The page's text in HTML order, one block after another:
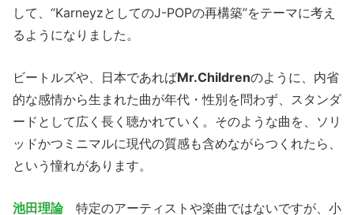
して、“KarneyzとしてのJ-POPの再構築”をテーマに考え
るようになりました。
ビートルズや、日本であればMr.Childrenのように、内省
的な感情から生まれた曲が年代・性別を問わず、スタンダ
ードとして広く長く聴かれていく。そのような曲を、ソリ
ッドかつミニマルに現代の質感も含めながらつくれたら、
という憧れがあります。
池田理論特定のアーティストや楽曲ではないですが、小